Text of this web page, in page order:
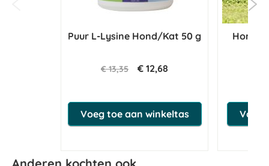
Puur L-Lysine Hond/Kat 50 g
€ 13,35 € 12,68
Voeg toe aan winkeltas Voeg